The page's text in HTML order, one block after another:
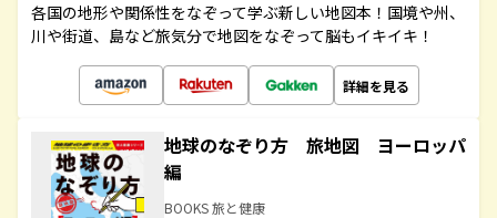
各国の地形や関係性をなぞって学ぶ新しい地図本！国境や州、
川や街道、島など旅気分で地図をなぞって脳もイキイキ！
詳細を見る
地球のなぞり方 旅地図 ヨーロッパ
編
BOOKS 旅と健康